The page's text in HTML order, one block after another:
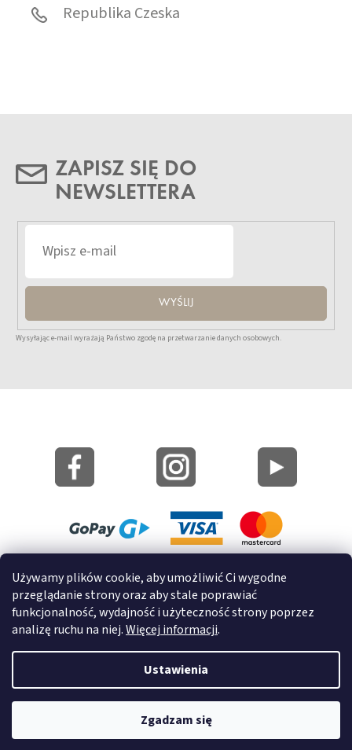
Używamy plików cookie, aby umożliwić Ci wygodne
przeglądanie strony oraz aby stale poprawiać
funkcjonalność, wydajność i użyteczność strony poprzez
analizę ruchu na niej.Więcej informacji.
Ustawienia
Zgadzam się
Republika Czeska
ZAPISZ SIĘ DO
NEWSLETTERA
WYŚLIJ
Wysyłając e-mail wyrażają Państwo zgodę na przetwarzanie danych osobowych.
Informacje o cookies
© 2022 GRUND a.s.
Opracował Shoptet
Copyright 2026GrundHome.pl. Wszystkie prawa zastrzeżone.